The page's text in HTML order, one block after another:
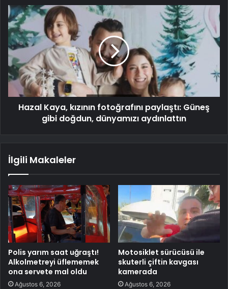
Hazal Kaya, kızının fotoğrafını paylaştı: Güneş
gibi doğdun, dünyamızı aydınlattın
İlgili Makaleler
Polis yarım saat uğraştı!
Alkolmetreyi üflememek
ona servete mal oldu
Ağustos 6, 2026
Motosiklet sürücüsü ile
skuterli çiftin kavgası
kamerada
Ağustos 6, 2026